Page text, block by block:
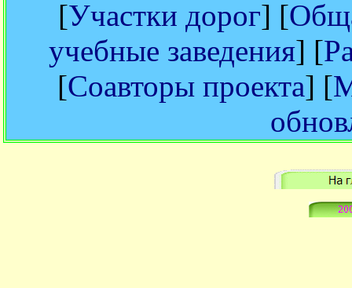
[Участки дорог] [
учебные заведения] [
[Соавторы проекта] [